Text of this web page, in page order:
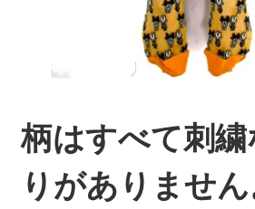
柄はすべて刺
りがありませ